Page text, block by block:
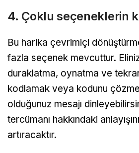
4. Çoklu seçeneklerin
Bu harika çevrimiçi
fazla seçenek mevcuttur.
duraklatma, oynatma ve
kodlamak veya kodunu
olduğunuz mesajı
tercümanı hakkındaki
artıracaktır.